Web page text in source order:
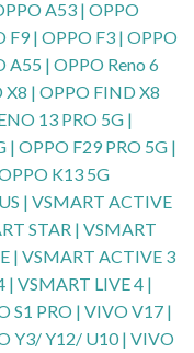
A53 | OPPO
F9 | OPPO F3 | OPPO
A55 | OPPO Reno 6
X8 | OPPO FIND X8
13 PRO 5G |
| OPPO F29 PRO 5G |
K13 5G
| VSMART ACTIVE
STAR | VSMART
| VSMART ACTIVE 3
| VSMART LIVE 4 |
S1 PRO | VIVO V17 |
Y3/ Y12/ U10 | VIVO